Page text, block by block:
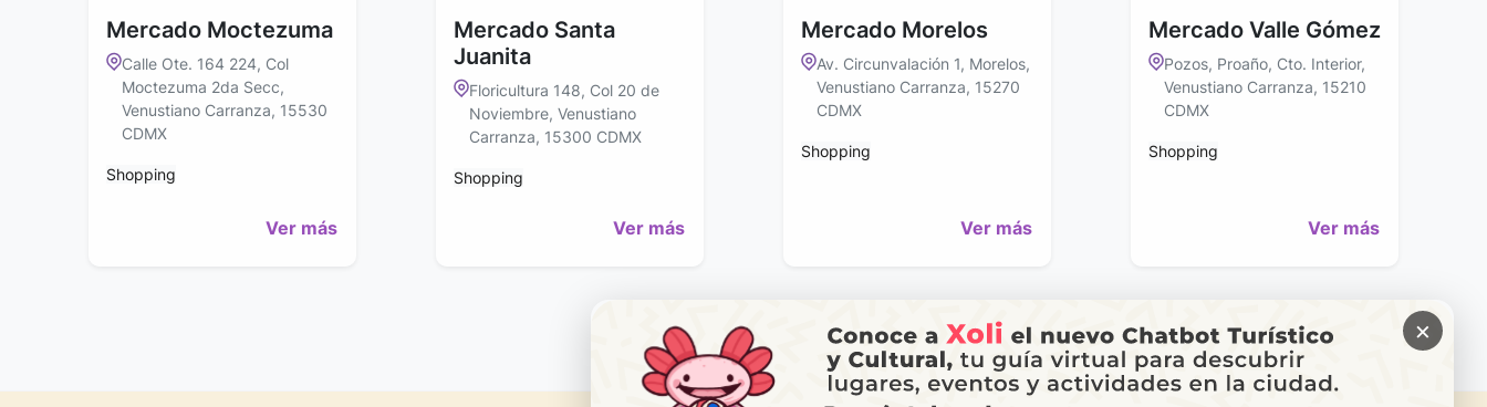
Mercado Moctezuma
Calle Ote. 164 224, Col
Moctezuma 2da Secc,
Venustiano Carranza, 15530
CDMX
Shopping
Ver más
Mercado Santa
Juanita
Floricultura 148, Col 20 de
Noviembre, Venustiano
Carranza, 15300 CDMX
Shopping
Ver más
Mercado Morelos
Av. Circunvalación 1, Morelos,
Venustiano Carranza, 15270
CDMX
Shopping
Ver más
Mercado Valle Gómez
Pozos, Proaño, Cto. Interior,
Venustiano Carranza, 15210
CDMX
Shopping
Ver más
2 ×